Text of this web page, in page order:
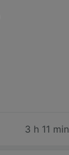
3 h 11 min